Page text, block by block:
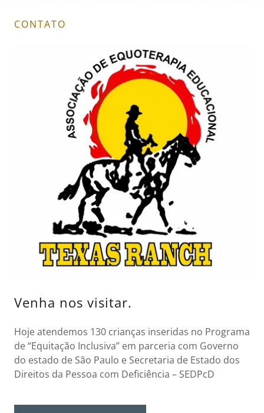
CONTATO
Venha nos visitar.
Hoje atendemos 130 crianças inseridas no Programa
de “Equitação Inclusiva” em parceria com Governo
do estado de São Paulo e Secretaria de Estado dos
Direitos da Pessoa com Deficiência – SEDPcD